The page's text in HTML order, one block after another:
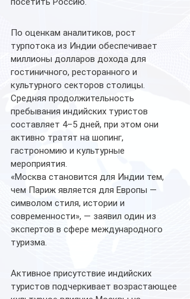
По оценкам аналитиков, рост
турпотока из Индии обеспечивает
миллионы долларов дохода для
гостиничного, ресторанного и
культурного секторов столицы.
Средняя продолжительность
пребывания индийских туристов
составляет 4–5 дней, при этом они
активно тратят на шопинг,
гастрономию и культурные
мероприятия.
«Москва становится для Индии тем,
чем Париж является для Европы —
символом стиля, истории и
современности», — заявил один из
экспертов в сфере международного
туризма.
Активное присутствие индийских
туристов подчеркивает возрастающее